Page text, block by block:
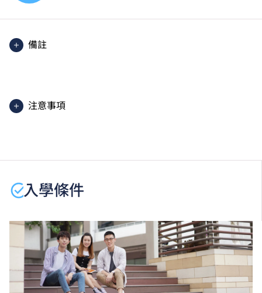
備註
注意事項
分校／上課地點。
資歷評審局於2026年進行課程評審。
入學條件